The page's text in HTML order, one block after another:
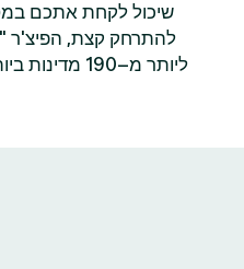
שיכול לקחת אתכם
להתרחק קצת, הפיצ'ר